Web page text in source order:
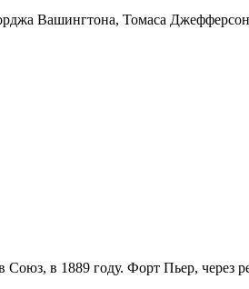
Вашингтона, Томаса
в 1889 году. Форт Пьер, через